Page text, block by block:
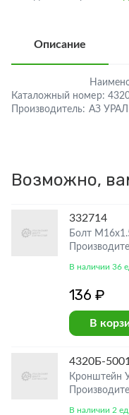
Описание
Каталожный номер:
Производитель: АЗ УРАЛ
Возможно,
332714
Болт
В наличии 36
136 ₽
В
4320Б-
Кронштейн
В наличии 2 ед